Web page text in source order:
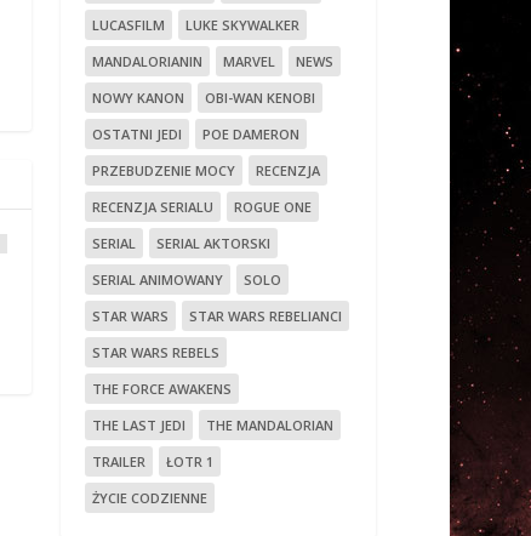
LUCASFILM
LUKE SKYWALKER
MANDALORIANIN
MARVEL
NEWS
NOWY KANON
OBI-WAN KENOBI
OSTATNI JEDI
POE DAMERON
PRZEBUDZENIE MOCY
RECENZJA
RECENZJA SERIALU
ROGUE ONE
SERIAL
SERIAL AKTORSKI
SERIAL ANIMOWANY
SOLO
STAR WARS
STAR WARS REBELIANCI
STAR WARS REBELS
THE FORCE AWAKENS
THE LAST JEDI
THE MANDALORIAN
TRAILER
ŁOTR 1
ŻYCIE CODZIENNE